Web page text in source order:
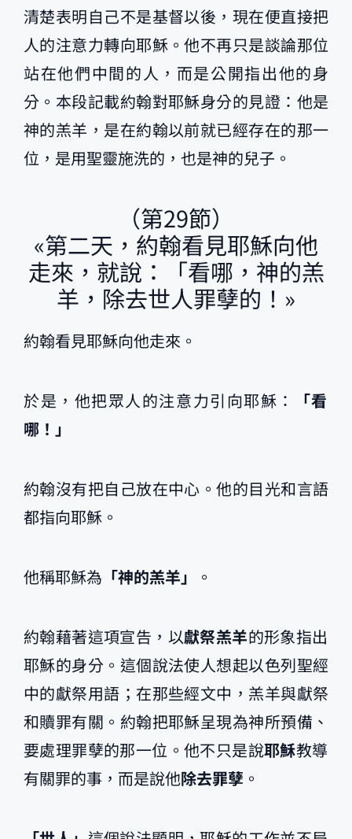
清楚表明自己不是基督以後，現在便直接把
人的注意力轉向耶穌。他不再只是談論那位
站在他們中間的人，而是公開指出他的身
分。本段記載約翰對耶穌身分的見證：他是
神的羔羊，是在約翰以前就已經存在的那一
位，是用聖靈施洗的，也是神的兒子。
（第29節）
«第二天，約翰看見耶穌向他
走來，就說：「看哪，神的羔
羊，除去世人罪孽的！»
約翰看見耶穌向他走來。
於是，他把眾人的注意力引向耶穌：
「看
哪！」
約翰沒有把自己放在中心。他的目光和言語
都指向耶穌。
他稱耶穌為 「神的羔羊」 。
約翰藉著這項宣告，以獻祭羔羊的形象指出
耶穌的身分。這個說法使人想起以色列聖經
中的獻祭用語；在那些經文中，羔羊與獻祭
和贖罪有關。約翰把耶穌呈現為神所預備、
要處理罪孽的那一位。他不只是說耶穌教導
有關罪的事，而是說他除去罪孽 。